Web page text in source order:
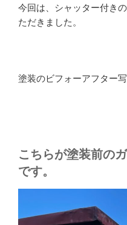
今回は、シャッター付き
ただきました。
塗装のビフォーアフター
こちらが塗装前の
です。